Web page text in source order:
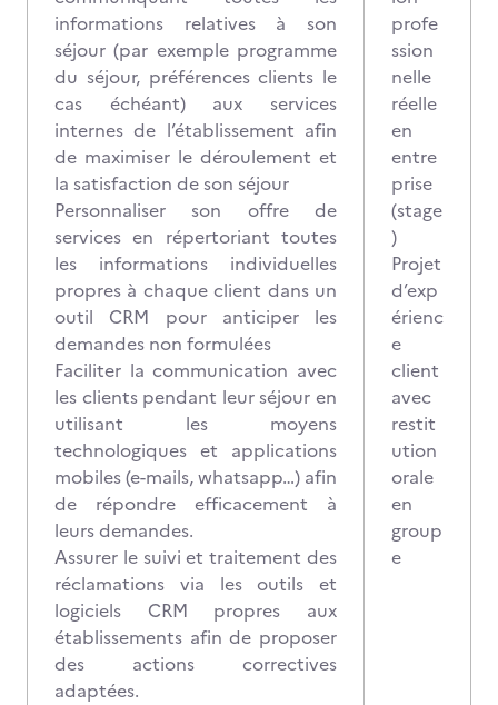
informations relatives à son
séjour (par exemple programme
du séjour, préférences clients le
cas échéant) aux services
internes de l’établissement afin
de maximiser le déroulement et
la satisfaction de son séjour
Personnaliser son offre de
services en répertoriant toutes
les informations individuelles
propres à chaque client dans un
outil CRM pour anticiper les
demandes non formulées
Faciliter la communication avec
les clients pendant leur séjour en
utilisant les moyens
technologiques et applications
mobiles (e-mails, whatsapp…) afin
de répondre efficacement à
leurs demandes.
Assurer le suivi et traitement des
réclamations via les outils et
logiciels CRM propres aux
établissements afin de proposer
des actions correctives
adaptées.
profe
ssion
nelle
réelle
en
entre
prise
(stage
)
Projet
d’exp
érienc
e
client
avec
restit
ution
orale
en
group
e